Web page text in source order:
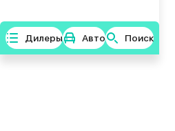
Дилеры Авто Поиск